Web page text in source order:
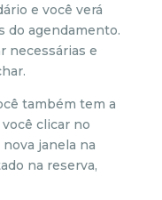
e você verá
do agendamento.
necessárias e
também tem a
clicar no
nova janela na
na reserva,